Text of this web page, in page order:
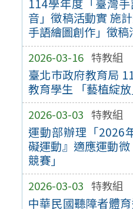
114學年度「臺灣
音」徵稿活動實 施
手語繪圖創作」徵稿
2026-03-16 特教組
臺北巿政府教育局
教育學生 「藝植綻
2026-03-03 特教組
運動部辦理「2026
礙運動』適應運動
競賽」
2026-03-03 特教組
中華民國聽障者體